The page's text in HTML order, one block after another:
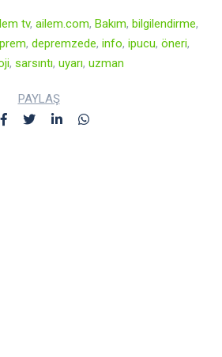
tv, ailem.com, Bakım, bilgilendirme,
, depremzede, info, ipucu, öneri,
, sarsıntı, uyarı, uzman
PAYLAŞ